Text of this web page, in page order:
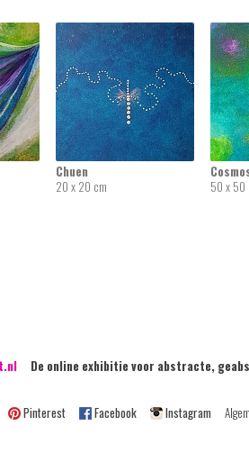
Chuen
20 x 20 cm
50 x 50
De online exhibitie voor abstracte,
Pinterest Facebook Instagram